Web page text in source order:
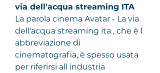
via dell'acqua streaming ITA
La parola cinema Avatar - La via
dell'acqua streaming ita , che è l
abbreviazione di
cinematografia, è spesso usata
per riferirsi all industria